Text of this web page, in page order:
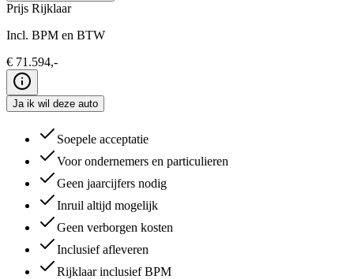
Prijs Rijklaar
Incl. BPM en BTW
€ 71.594,-
Ja ik wil deze auto
Soepele acceptatie
Voor ondernemers en particulieren
Geen jaarcijfers nodig
Inruil altijd mogelijk
Geen verborgen kosten
Inclusief afleveren
Rijklaar inclusief BPM